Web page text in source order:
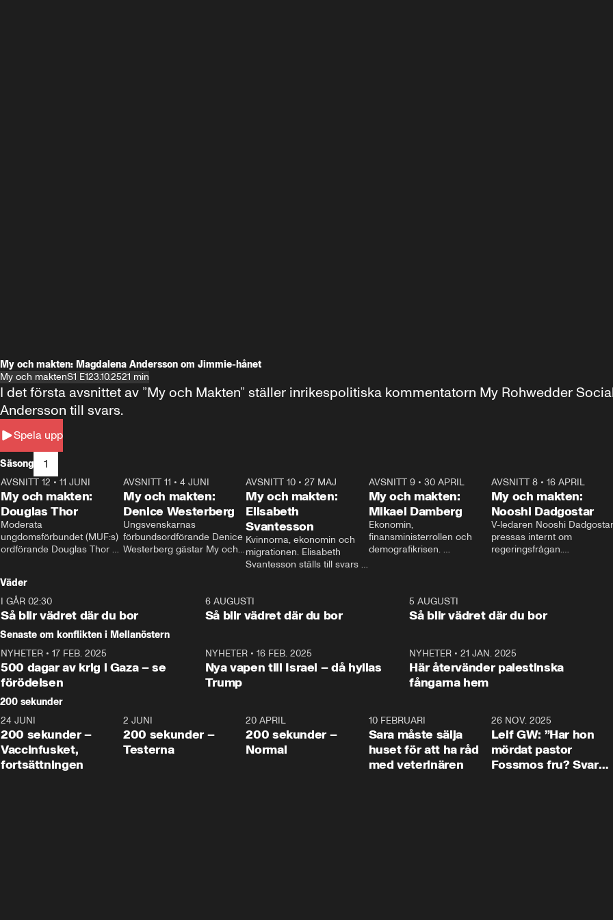
My och makten: Magdalena Andersson om Jimmie-hånet
My och maktenS1 E123.10.2521 min
Spela upp
I det första avsnittet av ”My och Makten” ställer inrikespolitiska kommentatorn My Rohwedder
Andersson till svars.
Säsong 1
26:27
AVSNITT 12 • 11 JUNI
My och makten:
Douglas Thor
Moderata
ungdomsförbundet (MUF:s)
ordförande Douglas Thor
tonårsutvisningarna och hur
Moderaterna ska locka
väljare till valet i höst.
23:40
AVSNITT 11 •4 JUNI
My och makten:
Denice Westerberg
Ungsvenskarnas
förbundsordförande Denice
Westerberg gästar My och
AVSNITT 10 •27 MAJ
My och makten:
Elisabeth
Svantesson
Kvinnorna, ekonomin och
migrationen. Elisabeth
Svantesson ställs till svars
AVSNITT 9• 30 APRIL
My och makten:
Mikael Damberg
Ekonomin,
finansministerrollen och
demografikrisen.
och Makten.
AVSNITT 8• 16 APRIL
My och makten:
Nooshi Dadgostar
V-ledaren Nooshi Dadgostar
pressas internt om
regeringsfrågan.
– Vi ställer upp i val. Ska vi
vara med så sitter vi förstås
Väder
I GÅR 02:30
Så blir vädret där du bor
1:06
6 AUGUSTI
Så blir vädret där du bor
5 AUGUSTI
Så blir vädret där du bor
Senaste om konflikten i Mellanöstern
NYHETER • 17 FEB. 2025
500 dagar av krig i Gaza – se
förödelsen
NYHETER• 16 FEB. 2025
Nya vapen till Israel – då hyllas
Trump
NYHETER •21 JAN. 2025
Här återvänder palestinska
fångarna hem
200 sekunder
5:00
24 JUNI
200 sekunder –
Vaccinfusket,
fortsättningen
4:23
2 JUNI
200 sekunder –
Testerna
20 APRIL
200 sekunder –
Normal
10 FEBRUARI
Sara måste sälja
huset för att ha råd
med veterinären
26 NOV. 2025
Leif GW: ”Har hon
mördat pastor
Fossmos fru? Svar